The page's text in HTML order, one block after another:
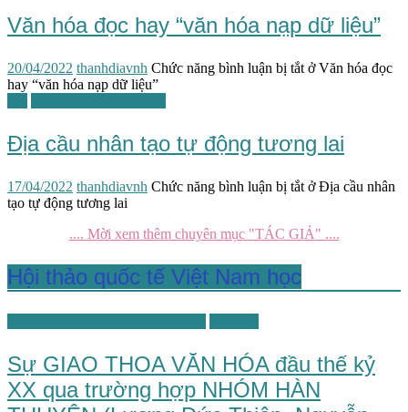
Văn hóa đọc hay “văn hóa nạp dữ liệu”
20/04/2022 thanhdiavnh Chức năng bình luận bị tắt ở Văn hóa đọc
hay “văn hóa nạp dữ liệu”
Địa cầu nhân tạo tự động tương lai
17/04/2022 thanhdiavnh Chức năng bình luận bị tắt ở Địa cầu nhân
tạo tự động tương lai
.... Mời xem thêm chuyên mục "TÁC GIẢ" ....
Hội thảo quốc tế Việt Nam học
Sự GIAO THOA VĂN HÓA đầu thế kỷ
XX qua trường hợp NHÓM HÀN